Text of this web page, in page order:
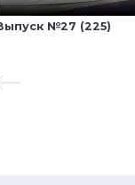
№27 (225)